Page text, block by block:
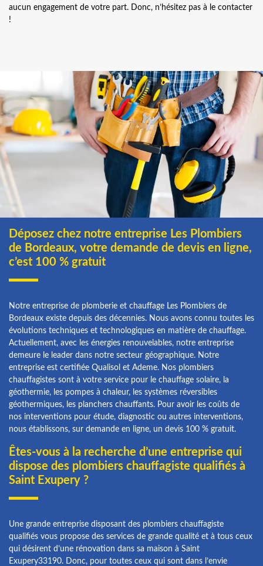
aucun engagement de votre part. Donc, n’hésitez pas à le contacter
!
Déposez chez notre entreprise Les Plombiers
de Bordeaux, votre demande de devis en ligne,
c’est 100 % gratuit
Notre entreprise de plomberie et chauffage Les Plombiers de
Bordeaux existe depuis des décennies. Nous avons connu toutes les
évolutions techniques et technologiques en matière de chauffage.
Actuellement, avec les énergies renouvelables, notre entreprise
demeure le leader dans notre secteur géographique. Notre
entreprise est certifiée Qualisol et Ademe. Nos plombiers
chauffagistes sont à votre service pour le chauffage solaire, la
géothermie, les pompes à chaleur, les systèmes réversibles
géothermiques, les planchers chauffants. Pour avoir les coûts de
nos interventions pour étude, diagnostic ou autres interventions,
nous établissons, sur demande en ligne, un devis 100 % gratuit.
Êtes-vous à la recherche d’une entreprise qui
dispose des plombiers chauffagiste qualifiés à
Saint Exupery ?
Une grande entreprise disposant des plombiers chauffagiste
qualifiés vous propose des services de grande qualité et à tous ceux
qui désirent d’une rénovation dans sa maison à Saint
Exupery33190. Donc, pour toutes ceux qui sont dans l’envie